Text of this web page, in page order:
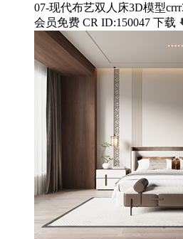
07-现代布艺双人床3D模型
会员免费 CR ID:150047 下载